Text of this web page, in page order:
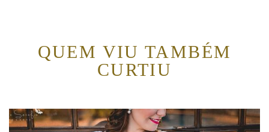
QUEM VIU TAMBÉM
CURTIU